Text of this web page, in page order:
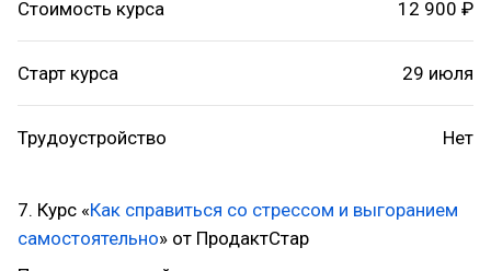
Стоимость курса 12 900 ₽
Старт курса 29 июля
Трудоустройство Нет
7. Курс «Как справиться со стрессом и выгоранием
самостоятельно» от ПродактСтар